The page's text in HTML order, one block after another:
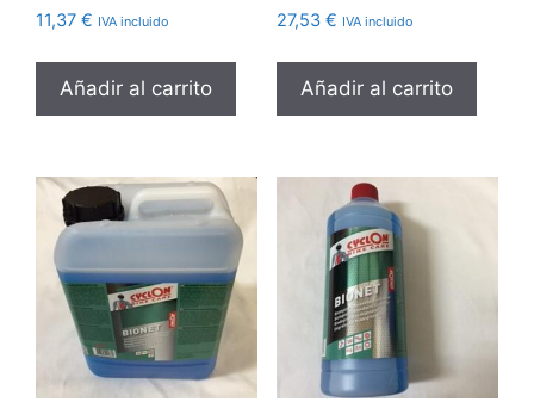
11,37 € IVA incluido
Añadir al carrito
27,53 € IVA incluido
Añadir al carrito